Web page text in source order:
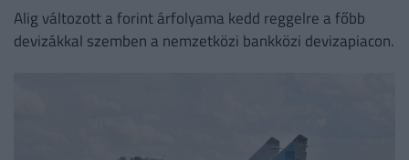
Alig változott a forint árfolyama kedd reggelre a főbb
devizákkal szemben a nemzetközi bankközi devizapiacon.